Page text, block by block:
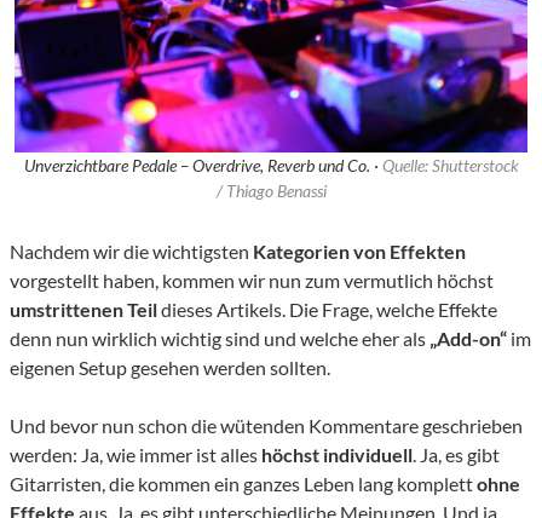
Unverzichtbare Pedale – Overdrive, Reverb und Co. · Quelle: Shutterstock
/ Thiago Benassi
Nachdem wir die wichtigsten Kategorien von Effekten
vorgestellt haben, kommen wir nun zum vermutlich höchst
umstrittenen Teildieses Artikels. Die Frage, welche Effekte
denn nun wirklich wichtig sind und welche eher als „Add-on“ im
eigenen Setup gesehen werden sollten.
Und bevor nun schon die wütenden Kommentare geschrieben
werden: Ja, wie immer ist alles höchst individuell. Ja, es gibt
Gitarristen, die kommen ein ganzes Leben lang komplettohne
Effekte aus. Ja, es gibt unterschiedliche Meinungen. Und ja,